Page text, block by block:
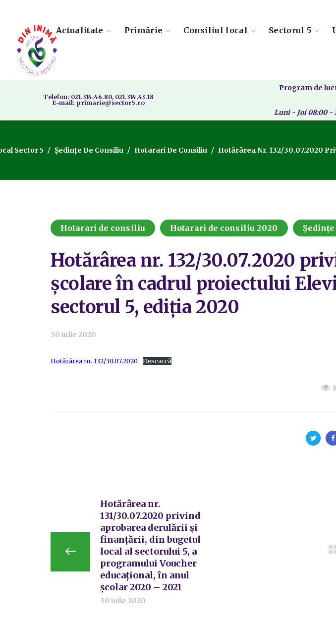
Actualitate Primărie Consiliul local Sectorul 5
Telefon: 021.314.46.80, 021.314.43.18
E-mail: primarie@sector5.ro
Program de
Luni - Joi 08:00 -
Sector 5 Ședințe De Consiliu Hotarari De Consiliu Hotărârea Nr. 132/30.07.2020
Hotarari de consiliu Hotarari de consiliu 2020
Hotărârea nr. 132/30.07.2020
școlare în cadrul proiectului
sectorul 5, ediția 2020
30 iulie 2020
Hotărârea nr. 132/30.07.2020 Descarcă
Hotărârea nr.
131/30.07.2020 privind
aprobarea derulării și
finanțării, din bugetul
local al sectorului 5, a
programului Voucher
educațional, în anul
școlar 2020 – 2021
30 iulie 2020